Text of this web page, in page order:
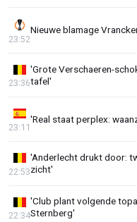
Nieuwe blamage
23:52
'Grote Verschaeren-
tafel'
23:36
'Real staat perplex:
23:11
'Anderlecht drukt door:
zicht'
22:53
'Club plant volgende
Sternberg'
22:34